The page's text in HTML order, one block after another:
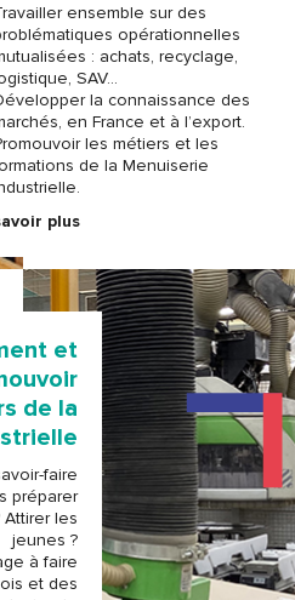
ensemble sur des
opérationnelles
: achats, recyclage,
SAV…
la connaissance des
en France et à l’export.
les métiers et les
de la Menuiserie
plus
et
de la
faire
préparer
les
jeunes ?
à faire
et des